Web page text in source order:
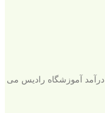
آموزشگاه رادیس می